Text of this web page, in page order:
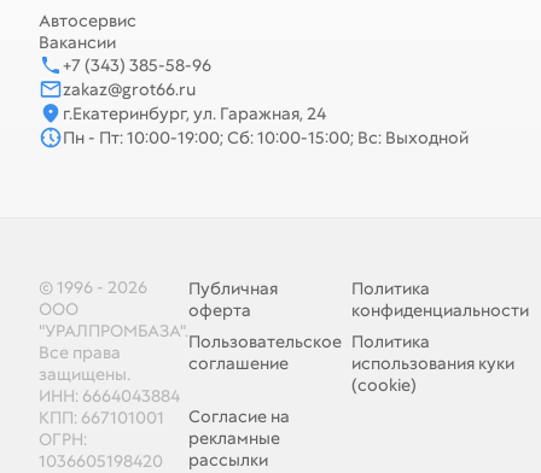
Автосервис
Вакансии
+7 (343) 385-58-96
zakaz@grot66.ru
г.Екатеринбург, ул. Гаражная, 24
Пн - Пт: 10:00-19:00; Сб: 10:00-15:00; Вс: Выходной
© 1996 - 2026
ООО
"УРАЛПРОМБАЗА".
Все права
защищены.
ИНН: 6664043884
КПП: 667101001
ОГРН:
1036605198420
Публичная
оферта
Политика
конфиденциальности
Пользовательское
соглашение
Политика
использования куки
(cookie)
Согласие на
рекламные
рассылки